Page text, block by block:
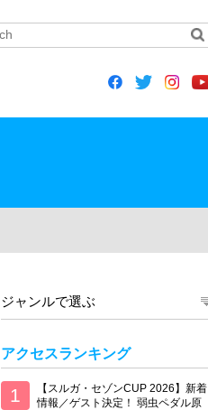
ジャンルで選ぶ
アクセスランキング
【スルガ・セゾンCUP 2026】新着
情報／ゲスト決定！ 弱虫ペダル原